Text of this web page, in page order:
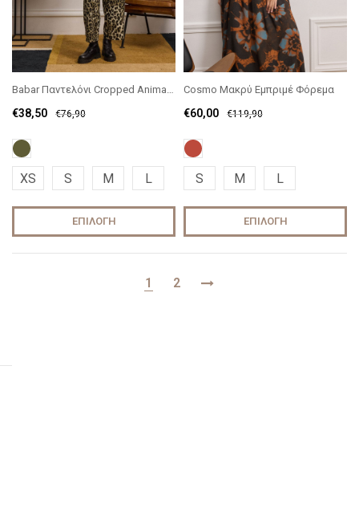
Babar Παντελόνι Cropped Animal Print
€76,90
€38,50
XS S M L
ΕΠΙΛΟΓΉ
Cosmo Μακρύ Εμπριμέ Φόρεμα
€119,90
€60,00
S M L
ΕΠΙΛΟΓΉ
1 2